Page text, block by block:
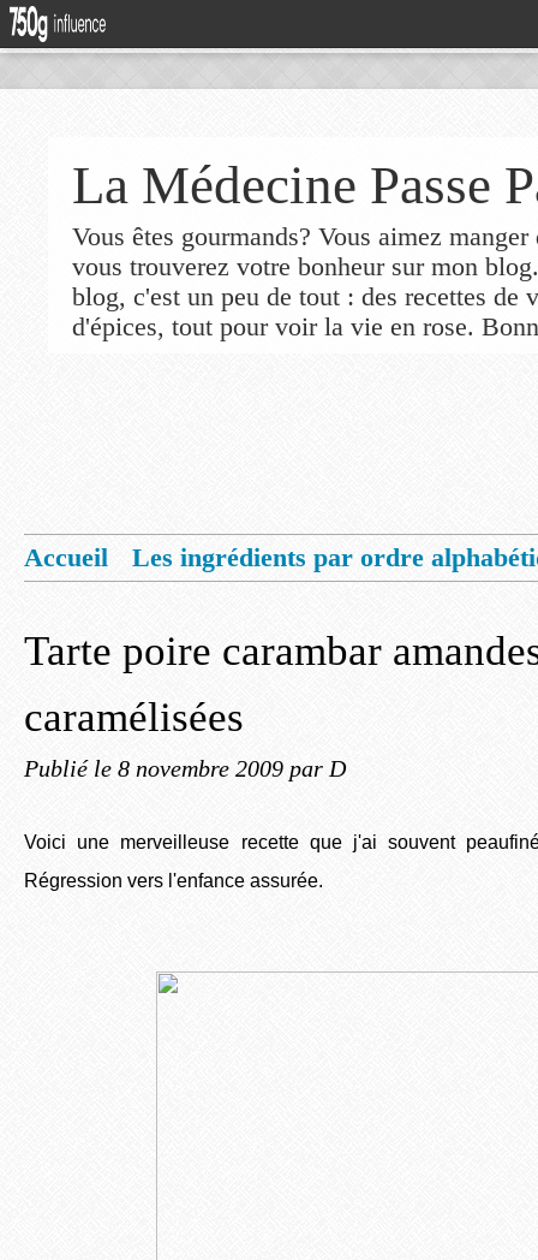
La Médecine Passe
Vous êtes gourmands? Vous aimez
vous trouverez votre bonheur sur mon
blog, c'est un peu de tout : des recettes de
d'épices, tout pour voir la vie en rose.
Accueil
Les ingrédients par ordre
Tarte poire carambar
caramélisées
Publié le 8 novembre 2009 par D
Voici une merveilleuse recette que j'ai souvent
Régression vers l'enfance assurée.